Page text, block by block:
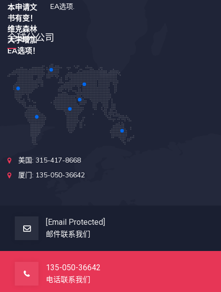
EA选项.
全球分公司
美国: 315-417-8668
厦门: 135-050-36642
[email Protected]
邮件联系我们
135-050-36642
电话联系我们